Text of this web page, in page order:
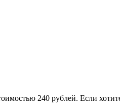
240 рублей. Если